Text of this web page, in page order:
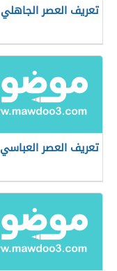
تعريف العصر الجاهلي
تعريف العصر العباسي